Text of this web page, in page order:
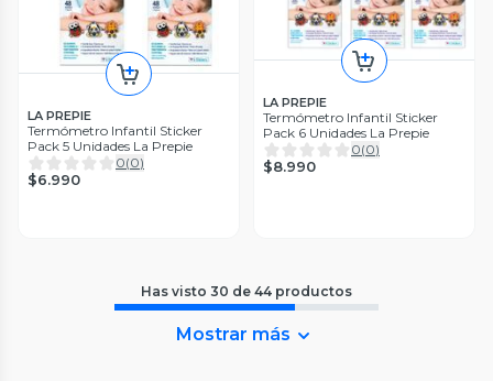
LA PREPIE
Termómetro Infantil Sticker
Pack 5 Unidades La Prepie
0(0)
$6.990
LA PREPIE
Termómetro Infantil Sticker
Pack 6 Unidades La Prepie
0(0)
$8.990
Has visto 30 de 44 productos
Mostrar más